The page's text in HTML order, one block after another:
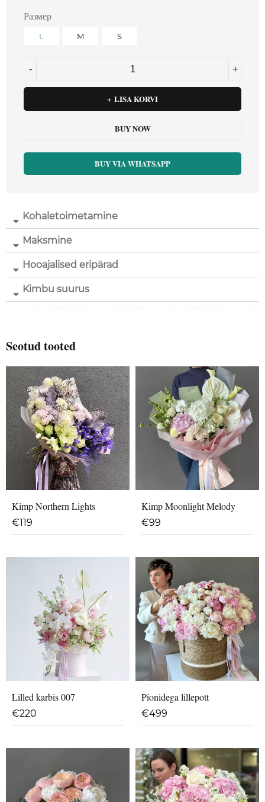
Kohaletoimetamine
Maksmine
Hooajalised eripärad
Kimbu suurus
Размер
L M S
LISA KORVI
BUY NOW
BUY VIA WHATSAPP
Seotud tooted
Kimp Northern Lights
€119
Kimp Moonlight Melody
€99
Lilled karbis 007
€220
OUT OF STOCK
Pionidega lillepott
€499